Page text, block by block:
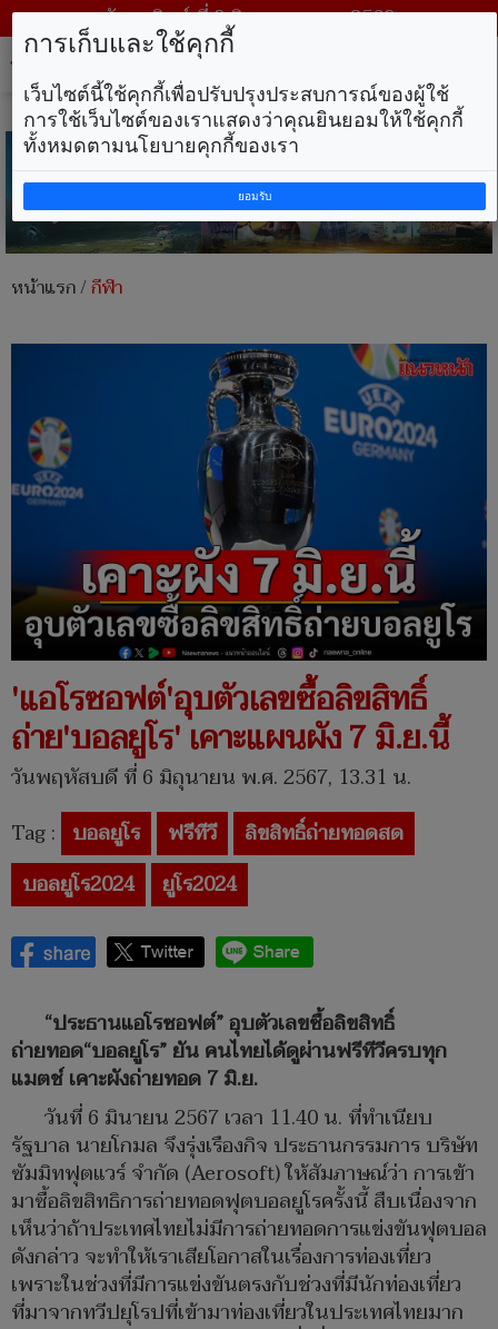
วันอาทิตย์ ที่ 9 สิงหาคม พ.ศ. 2569
หน้าแรก/กีฬา
'แอโรซอฟต์'อุบตัวเลขซื้อลิขสิทธิ์
ถ่าย'บอลยูโร' เคาะแผนผัง 7 มิ.ย.นี้
วันพฤหัสบดี ที่ 6 มิถุนายน พ.ศ. 2567, 13.31 น.
Tag : บอลยูโร ฟรีทีวี
ลิขสิทธิ์ถ่ายทอดสด
บอลยูโร2024
ยูโร2024
“ประธานแอโรซอฟต์” อุบตัวเลขซื้อลิขสิทธิ์
ถ่ายทอด“บอลยูโร” ยัน คนไทยได้ดูผ่านฟรีทีวีครบทุก
แมตช์ เคาะผังถ่ายทอด 7 มิ.ย.
วันที่ 6 มินายน 2567 เวลา 11.40 น. ที่ทำเนียบ
รัฐบาล นายโกมล จึงรุ่งเรืองกิจ ประธานกรรมการ บริษัท
ซัมมิทฟุตแวร์ จำกัด (Aerosoft) ให้สัมภาษณ์ว่า การเข้า
มาซื้อลิขสิทธิการถ่ายทอดฟุตบอลยูโรครั้งนี้ สืบเนื่องจาก
เห็นว่าถ้าประเทศไทยไม่มีการถ่ายทอดการแข่งขันฟุตบอล
ดังกล่าว จะทำให้เราเสียโอกาสในเรื่องการท่องเที่ยว
เพราะในช่วงที่มีการแข่งขันตรงกับช่วงที่มีนักท่องเที่ยว
ที่มาจากทวีปยุโรปที่เข้ามาท่องเที่ยวในประเทศไทยมาก
การเก็บและใช้คุกกี้
เว็บไซต์นี้ใช้คุกกี้เพื่อปรับปรุงประสบการณ์ของผู้ใช้
การใช้เว็บไซต์ของเราแสดงว่าคุณยินยอมให้ใช้คุกกี้
ทั้งหมดตามนโยบายคุกกี้ของเรา
ยอมรับ